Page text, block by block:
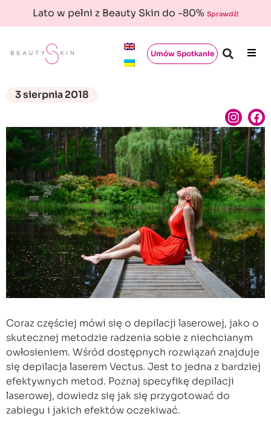
Lato w pełni z Beauty Skin do -80% Sprawdź!
Umów Spotkanie
3 sierpnia 2018
Coraz częściej mówi się o depilacji laserowej, jako o
skutecznej metodzie radzenia sobie z niechcianym
owłosieniem. Wśród dostępnych rozwiązań znajduje
się depilacja laserem Vectus. Jest to jedna z bardziej
efektywnych metod. Poznaj specyfikę depilacji
laserowej, dowiedz się jak się przygotować do
zabiegu i jakich efektów oczekiwać.